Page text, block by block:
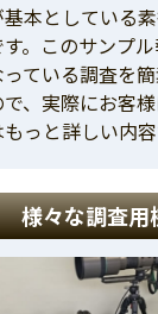
本としている
。このサンプ
ている調査を
、実際にお客
っと詳しい内容
様々な調査用